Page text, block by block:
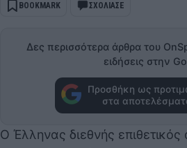
BOOKMARK ΣΧΟΛΙΑΣΕ
Δες περισσότερα άρθρα του
ειδήσεις στην
Προσθήκη ως
στα
Ο Έλληνας διεθνής επιθετικός